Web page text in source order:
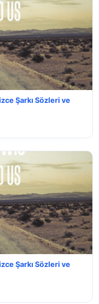
Şarkı Sözleri ve
Şarkı Sözleri ve